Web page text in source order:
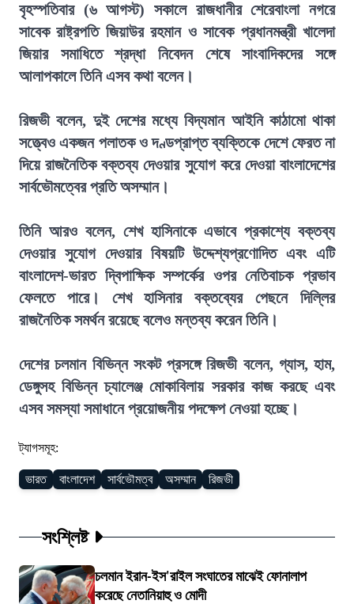
বৃহস্পতিবার (৬ আগস্ট) সকালে রাজধানীর শেরেবাংলা নগরে
সাবেক রাষ্ট্রপতি জিয়াউর রহমান ও সাবেক প্রধানমন্ত্রী খালেদা
জিয়ার সমাধিতে শ্রদ্ধা নিবেদন শেষে সাংবাদিকদের সঙ্গে
আলাপকালে তিনি এসব কথা বলেন।
রিজভী বলেন, দুই দেশের মধ্যে বিদ্যমান আইনি কাঠামো থাকা
সত্ত্বেও একজন পলাতক ও দণ্ডপ্রাপ্ত ব্যক্তিকে দেশে ফেরত না
দিয়ে রাজনৈতিক বক্তব্য দেওয়ার সুযোগ করে দেওয়া বাংলাদেশের
সার্বভৌমত্বের প্রতি অসম্মান।
তিনি আরও বলেন, শেখ হাসিনাকে এভাবে প্রকাশ্যে বক্তব্য
দেওয়ার সুযোগ দেওয়ার বিষয়টি উদ্দেশ্যপ্রণোদিত এবং এটি
বাংলাদেশ-ভারত দ্বিপাক্ষিক সম্পর্কের ওপর নেতিবাচক প্রভাব
ফেলতে পারে। শেখ হাসিনার বক্তব্যের পেছনে দিল্লির
রাজনৈতিক সমর্থন রয়েছে বলেও মন্তব্য করেন তিনি।
দেশের চলমান বিভিন্ন সংকট প্রসঙ্গে রিজভী বলেন, গ্যাস, হাম,
ডেঙ্গুসহ বিভিন্ন চ্যালেঞ্জ মোকাবিলায় সরকার কাজ করছে এবং
এসব সমস্যা সমাধানে প্রয়োজনীয় পদক্ষেপ নেওয়া হচ্ছে।
ট্যাগসমূহ:
ভারত বাংলাদেশ সার্বভৌমত্ব অসম্মান রিজভী
সংশ্লিষ্ট
চলমান ইরান-ইস'রাইল সংঘাতের মাঝেই ফোনালাপ
করেছে নেতানিয়াহু ও মোদী